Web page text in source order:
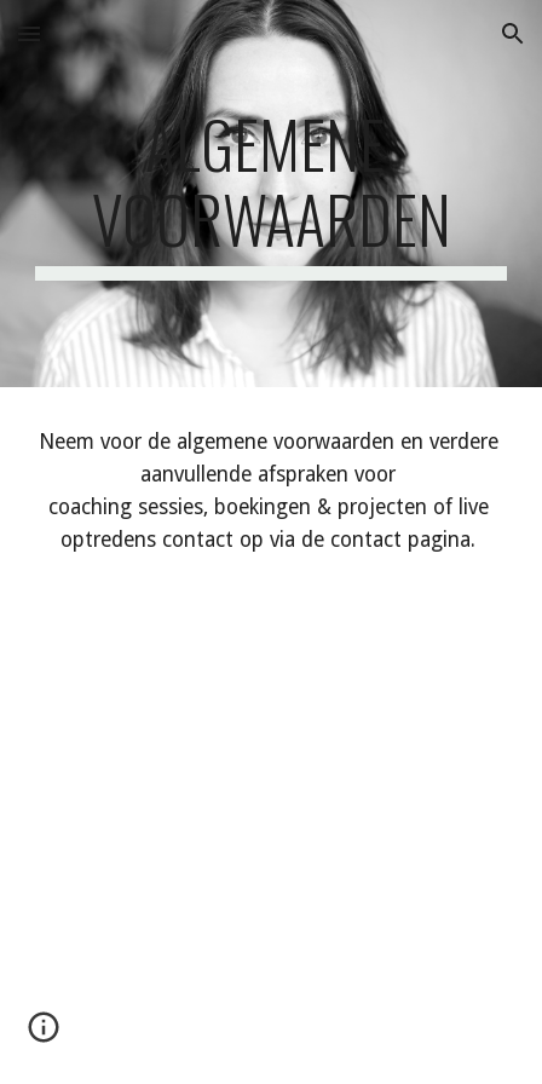
Skip to main content Skip to navigation
ALGEMENE
VOORWAARDEN
Neem voor de algemene voorwaarden en verdere
aanvullende afspraken voor
coaching sessies, boekingen & projecten of live
optredens contact op via de contact pagina.